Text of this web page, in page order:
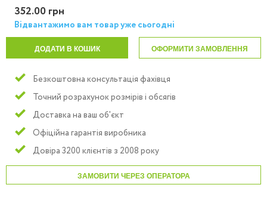
352.00 грн
Відвантажимо вам товар уже сьогодні
ДОДАТИ В КОШИК ОФОРМИТИ ЗАМОВЛЕННЯ
Безкоштовна консультація фахівця
Точний розрахунок розмірів і обсягів
Доставка на ваш об'єкт
Офіційна гарантія виробника
Довіра 3200 клієнтів з 2008 року
ЗАМОВИТИ ЧЕРЕЗ ОПЕРАТОРА